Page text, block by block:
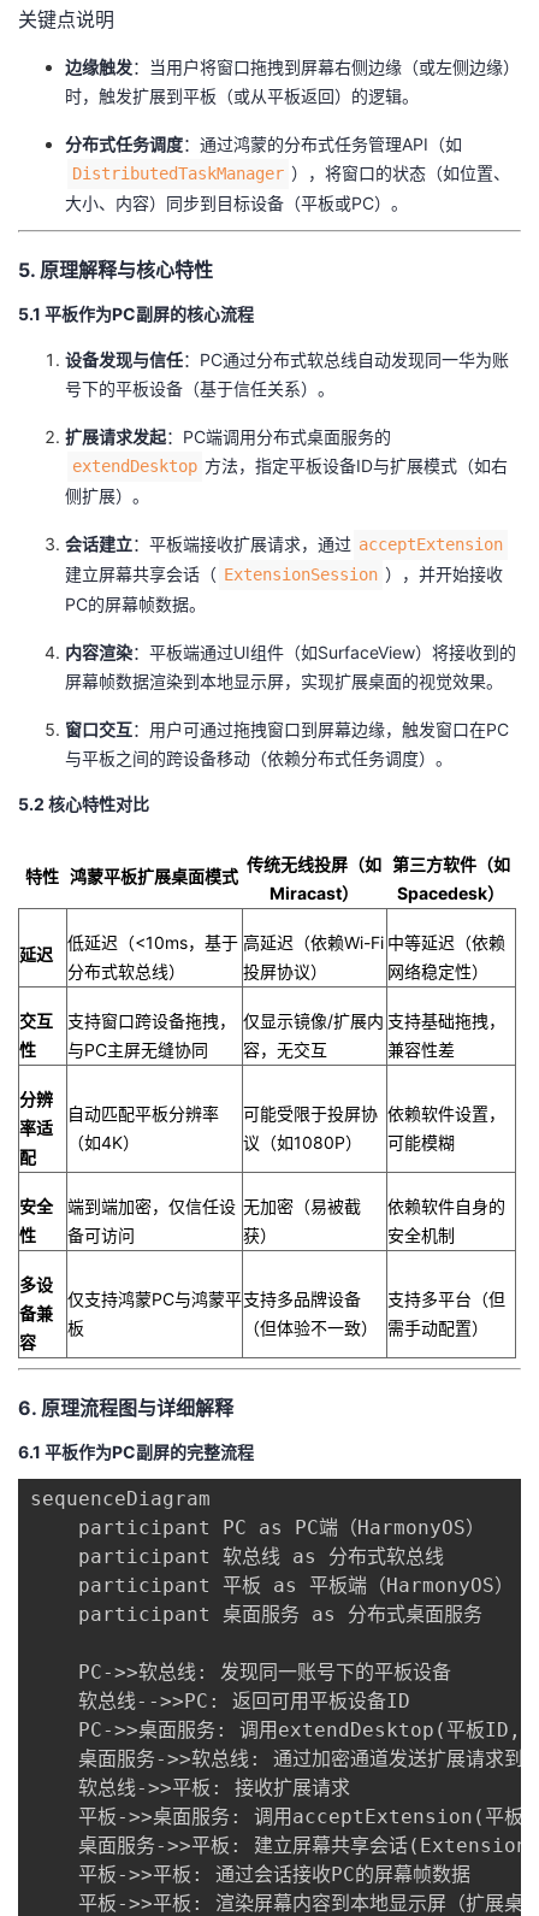
关键点说明
​边缘触发​​：当用户将窗口拖拽到屏幕右侧边缘（或左侧边缘）
时，触发扩展到平板（或从平板返回）的逻辑。
​分布式任务调度​​：通过鸿蒙的分布式任务管理API（如
DistributedTaskManager ），将窗口的状态（如位置、
大小、内容）同步到目标设备（平板或PC）。
5. 原理解释与核心特性
5.1 平板作为PC副屏的核心流程
​设备发现与信任​​：PC通过分布式软总线自动发现同一华为账
号下的平板设备（基于信任关系）。
​扩展请求发起​​：PC端调用分布式桌面服务的
extendDesktop 方法，指定平板设备ID与扩展模式（如右
侧扩展）。
​会话建立​​：平板端接收扩展请求，通过 acceptExtension
建立屏幕共享会话（ ExtensionSession ），并开始接收
PC的屏幕帧数据。
​内容渲染​​：平板端通过UI组件（如SurfaceView）将接收到的
屏幕帧数据渲染到本地显示屏，实现扩展桌面的视觉效果。
​窗口交互​​：用户可通过拖拽窗口到屏幕边缘，触发窗口在PC
与平板之间的跨设备移动（依赖分布式任务调度）。
5.2 核心特性对比
特性 鸿蒙平板扩展桌面模式
传统无线投屏（如
Miracast）
第三方软件（如
Spacedesk）
​延迟​
低延迟（<10ms，基于
分布式软总线）
高延迟（依赖Wi-Fi
投屏协议）
中等延迟（依赖
网络稳定性）
​交互
性​
支持窗口跨设备拖拽，
与PC主屏无缝协同
仅显示镜像/扩展内
容，无交互
支持基础拖拽，
兼容性差
​分辨
率适
配​
自动匹配平板分辨率
（如4K）
可能受限于投屏协
议（如1080P）
依赖软件设置，
可能模糊
​安全
性​
端到端加密，仅信任设
备可访问
无加密（易被截
获）
依赖软件自身的
安全机制
​多设
备兼
容​
仅支持鸿蒙PC与鸿蒙平
板
支持多品牌设备
（但体验不一致）
支持多平台（但
需手动配置）
6. 原理流程图与详细解释
6.1 平板作为PC副屏的完整流程
sequenceDiagram
    participant PC as PC端（HarmonyOS）
    participant 软总线 as 分布式软总线
    participant 平板 as 平板端（HarmonyOS）
    participant 桌面服务 as 分布式桌面服务
    PC->>软总线: 发现同一账号下的平板设备
    软总线-->>PC: 返回可用平板设备ID
PC->>桌面服务: 调用extendDesktop(平板ID,
桌面服务->>软总线: 通过加密通道发送扩展请求到
    软总线->>平板: 接收扩展请求
平板->>桌面服务: 调用acceptExtension(平板
桌面服务->>平板: 建立屏幕共享会话
    平板->>平板: 通过会话接收PC的屏幕帧数据
平板->>平板: 渲染屏幕内容到本地显示屏（扩展桌